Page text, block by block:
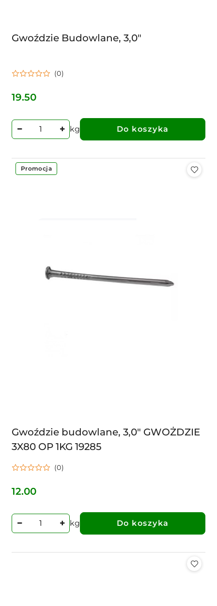
Gwoździe Budowlane, 3,0"
(0)
Cena:
19.50
kg Do koszyka
Promocja
Gwoździe budowlane, 3,0" GWOŻDZIE
3X80 OP 1KG 19285
(0)
Cena:
12.00
kg Do koszyka